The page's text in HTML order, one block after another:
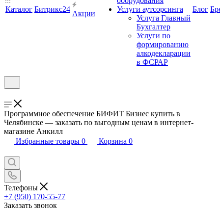
Каталог Битрикс24
Акции
Услуги аутсорсинга
Услуга Главный
Бухгалтер
Услуги по
формированию
алкодекларации
в ФСРАР
Блог
Программное обеспечение БИФИТ Бизнес купить в
Челябинске — заказать по выгодным ценам в интернет-
магазине Анкилл
Избранные товары 0 Корзина 0
Телефоны
+7 (950) 170-55-77
Заказать звонок